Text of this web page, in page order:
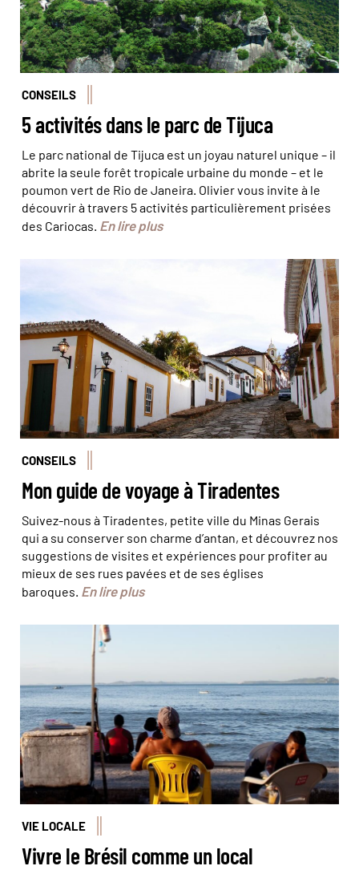
CONSEILS
5 activités dans le parc de Tijuca
Le parc national de Tijuca est un joyau naturel unique – il
abrite la seule forêt tropicale urbaine du monde – et le
poumon vert de Rio de Janeira. Olivier vous invite à le
découvrir à travers 5 activités particulièrement prisées
des Cariocas. En lire plus
CONSEILS
Mon guide de voyage à Tiradentes
Suivez-nous à Tiradentes, petite ville du Minas Gerais
qui a su conserver son charme d’antan, et découvrez nos
suggestions de visites et expériences pour profiter au
mieux de ses rues pavées et de ses églises
baroques. En lire plus
© Baptiste Briand
VIE LOCALE
Vivre le Brésil comme un local